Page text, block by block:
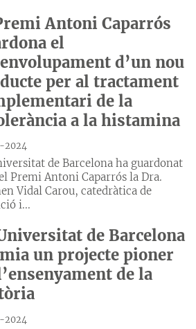
Antoni Caparrós
el
d’un nou
per al tractament
de la
a la histamina
2024
de Barcelona ha guardonat
Premi Antoni Caparrós la Dra.
Vidal Carou, catedràtica de
i...
de Barcelona
un projecte pioner
de la
2024